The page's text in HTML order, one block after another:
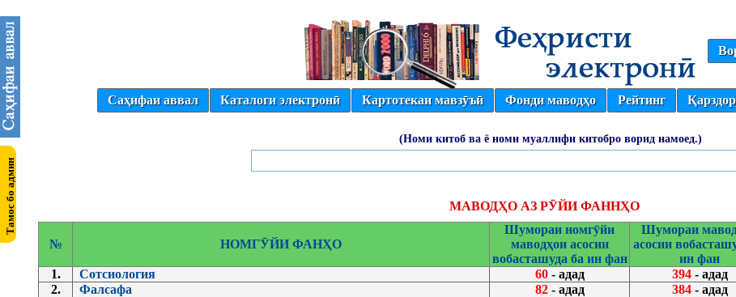
Саҳифаи аввал Каталоги электронӣ Картотекаи мавзӯъӣ Фонди маводҳо Рейтинг
(Номи китоб ва ё номи муаллифи китобро ворид намоед.)
МАВОДҲО АЗ РӮЙИ ФАННҲО
№ НОМГӮЙИ ФАНҲО
Шумораи номгӯйи
маводҳои асосии
вобасташуда ба ин фан
Шумораи
асосии
ин фан
1.
Сотсиология 60- адад 394- адад
2.
Фалсафа 82- адад 384- адад